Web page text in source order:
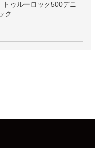
トゥルーロック500デニ
ク